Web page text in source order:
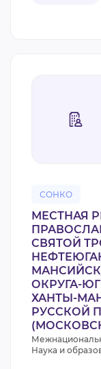
СОНКО
МЕСТНАЯ
СВЯТОЙ
ОКРУГА-
ХАНТЫ-
РУССКОЙ
Наука и